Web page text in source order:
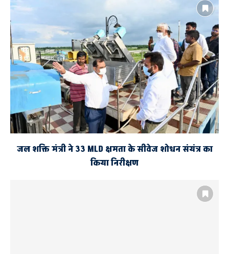
जल शक्ति मंत्री ने 33 MLD क्षमता के सीवेज शोधन संयंत्र का
किया निरीक्षण